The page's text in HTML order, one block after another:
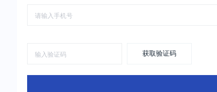
获取验证码